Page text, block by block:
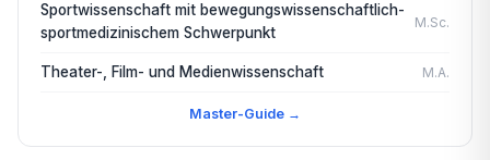
Sportwissenschaft mit bewegungswissenschaftlich-
sportmedizinischem Schwerpunkt
M.Sc.
Theater-, Film- und Medienwissenschaft M.A.
Master-Guide →